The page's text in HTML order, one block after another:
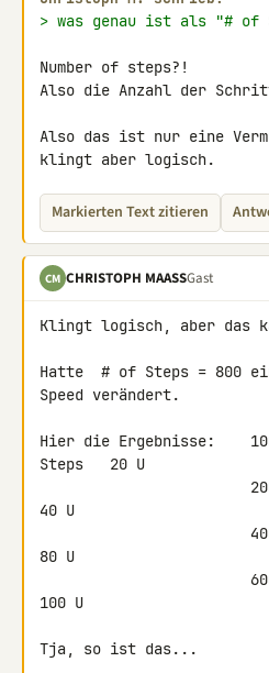
> was genau ist als "# of
Number of steps?!
Also die Anzahl der
Also das ist nur eine
klingt aber logisch.
Markierten Text zitieren
CM CHRISTOPH MAASSGast
Klingt logisch, aber das
Hatte  # of Steps = 800
Speed verändert.
Hier die Ergebnisse:
Steps   20 U
40 U
80 U
100 U
Tja, so ist das...